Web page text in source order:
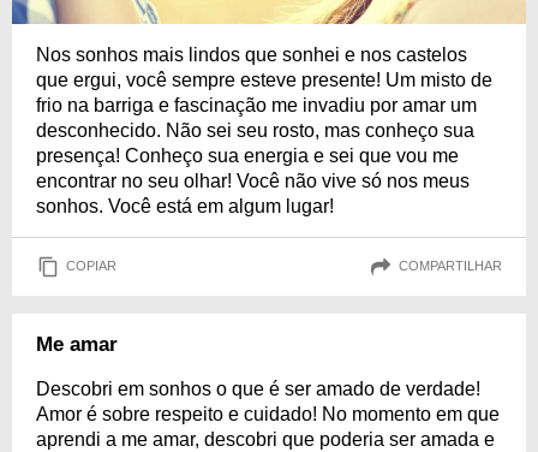
Nos sonhos mais lindos que sonhei e nos castelos
que ergui, você sempre esteve presente! Um misto de
frio na barriga e fascinação me invadiu por amar um
desconhecido. Não sei seu rosto, mas conheço sua
presença! Conheço sua energia e sei que vou me
encontrar no seu olhar! Você não vive só nos meus
sonhos. Você está em algum lugar!
COPIAR COMPARTILHAR
Me amar
Descobri em sonhos o que é ser amado de verdade!
Amor é sobre respeito e cuidado! No momento em que
aprendi a me amar, descobri que poderia ser amada e